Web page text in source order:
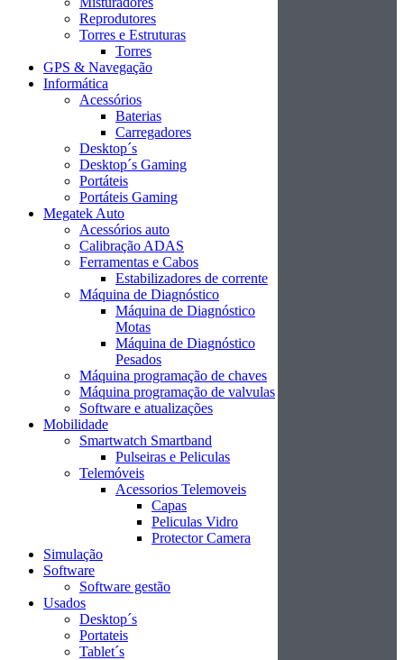
Reprodutores
Torres e Estruturas
Torres
GPS & Navegação
Informática
Acessórios
Baterias
Carregadores
Desktop´s
Desktop´s Gaming
Portáteis
Portáteis Gaming
Megatek Auto
Acessórios auto
Calibração ADAS
Ferramentas e Cabos
Estabilizadores de corrente
Máquina de Diagnóstico
Máquina de Diagnóstico
Motas
Máquina de Diagnóstico
Pesados
Máquina programação de chaves
Máquina programação de valvulas
Software e atualizações
Mobilidade
Smartwatch Smartband
Pulseiras e Peliculas
Telemóveis
Acessorios Telemoveis
Capas
Peliculas Vidro
Protector Camera
Simulação
Software
Software gestão
Usados
Desktop´s
Portateis
Tablet´s